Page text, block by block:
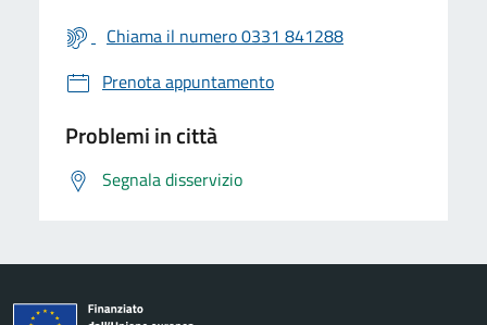
Chiama il numero 0331 841288
Prenota appuntamento
Problemi in città
Segnala disservizio